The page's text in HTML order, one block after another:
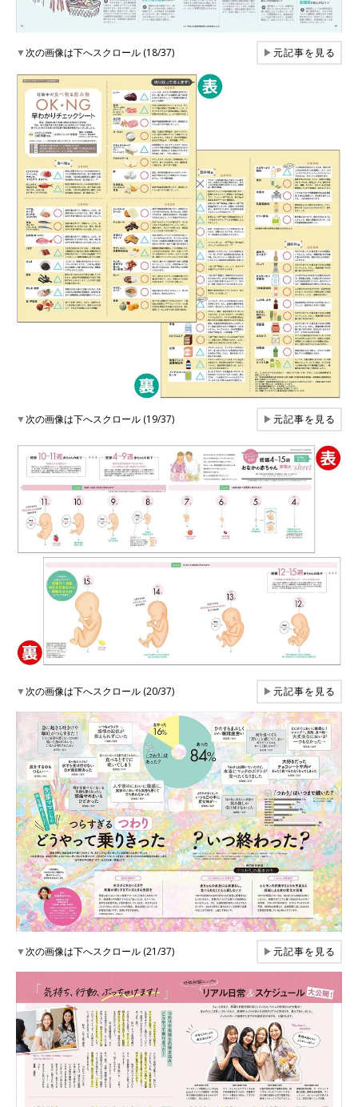
▼次の画像は下へスクロール (18/37) ▶元記事を見る
▼次の画像は下へスクロール (19/37) ▶元記事を見る
▼次の画像は下へスクロール (20/37) ▶元記事を見る
▼次の画像は下へスクロール (21/37) ▶元記事を見る